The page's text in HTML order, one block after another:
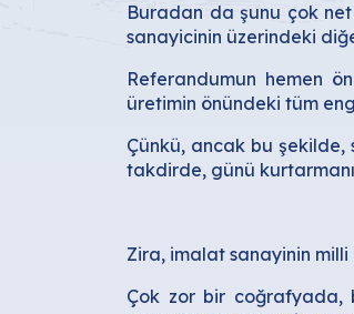
Buradan da şunu çok
sanayicinin üzerindeki
Referandumun hemen
üretimin önündeki tüm
Çünkü, ancak bu
takdirde, günü
Zira, imalat sanayinin milli
Çok zor bir coğrafyada,